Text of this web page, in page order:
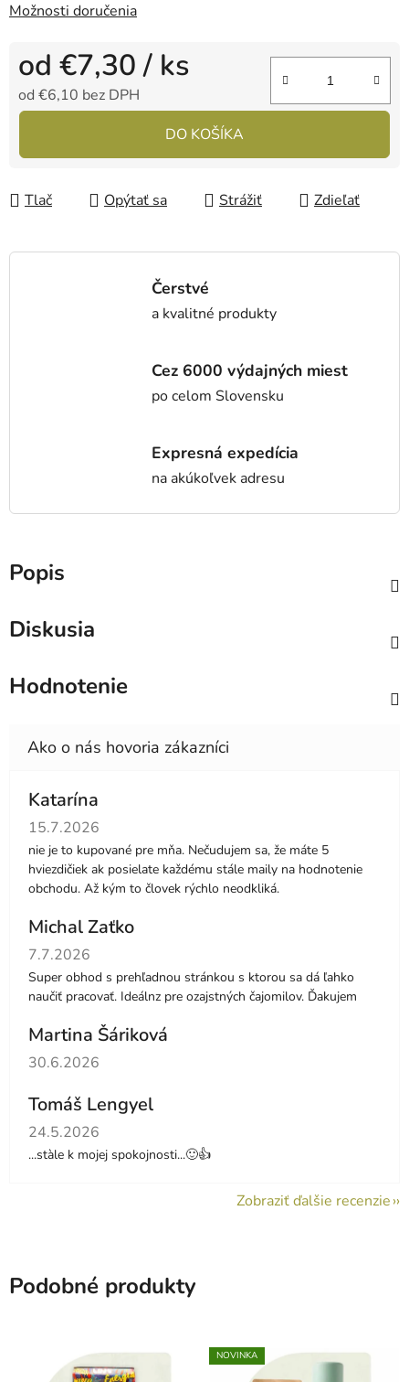
Možnosti doručenia
od €7,30 / ks
od €6,10 bez DPH
DO KOŠÍKA
Tlač Opýtať sa Strážiť Zdieľať
Čerstvé
a kvalitné produkty
Cez 6000 výdajných miest
po celom Slovensku
Expresná expedícia
na akúkoľvek adresu
Popis
Diskusia
Hodnotenie
Katarína
Hodnotenie obchodu je 5 z 5 hviezdičiek.
15.7.2026
nie je to kupované pre mňa. Nečudujem sa, že máte 5
hviezdičiek ak posielate každému stále maily na hodnotenie
obchodu. Až kým to človek rýchlo neodkliká.
Michal Zaťko
Hodnotenie obchodu je 5 z 5 hviezdičiek.
7.7.2026
Super obhod s prehľadnou stránkou s ktorou sa dá ľahko
naučiť pracovať. Ideálnz pre ozajstných čajomilov. Ďakujem
Martina Šáriková
Hodnotenie obchodu je 5 z 5 hviezdičiek.
30.6.2026
Tomáš Lengyel
Hodnotenie obchodu je 5 z 5 hviezdičiek.
24.5.2026
...stàle k mojej spokojnosti...🙂👍
Zobraziť ďalšie recenzie
Podobné produkty
NOVINKA